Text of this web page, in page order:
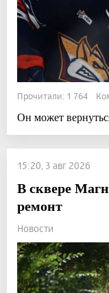
Прочитали: 1 764
Он может
15:20, 3 авг 2026
В сквере
ремонт
Новости